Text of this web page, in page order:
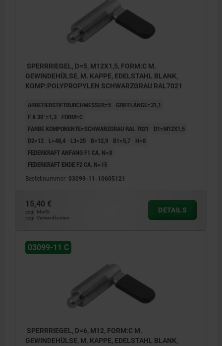
SPERRRIEGEL, D=5, M12X1,5, FORM:C M.
GEWINDEHÜLSE, M. KAPPE, EDELSTAHL BLANK,
KOMP:POLYPROPYLEN SCHWARZGRAU RAL7021
ARRETIERSTIFTDURCHMESSER=5
GRIFFLÄNGE=31,1
F X 30°=1,3
FORM=C
FARBE KOMPONENTE=SCHWARZGRAU RAL 7021
D1=M12X1,5
D2=12
L=48,4 L3=25 B=12,9 B1=5,7
H=8
FEDERKRAFT ANFANG F1 CA. N=8
FEDERKRAFT ENDE F2 CA. N=15
Bestellnummer: 03099-11-10605121
15,40 €
zzgl. MwSt.
zzgl. Versandkosten
DETAILS
03099-11 C
SPERRRIEGEL, D=6, M12, FORM:C M.
GEWINDEHÜLSE, M. KAPPE, EDELSTAHL BLANK,